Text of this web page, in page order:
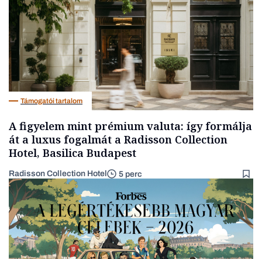
Támogatói tartalom
A figyelem mint prémium valuta: így formálja
át a luxus fogalmát a Radisson Collection
Hotel, Basilica Budapest
Radisson Collection Hotel 5 perc